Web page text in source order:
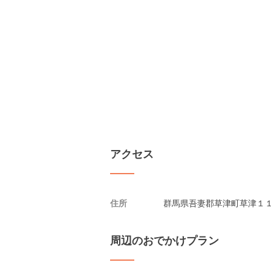
アクセス
住所 群馬県吾妻郡草津町草津１
周辺のおでかけプラン